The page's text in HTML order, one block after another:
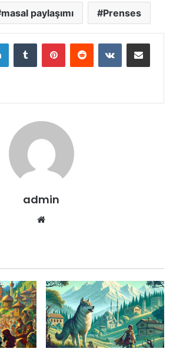
masal paylaşımı Prenses
LinkedInTumblr PinterestReddit VKontakteE-Posta ile paylaş
admin